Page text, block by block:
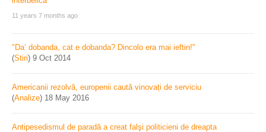
11 years 7 months ago
"Da’ dobanda, cat e dobanda? Dincolo era mai ieftin!"
(Stiri) 9 Oct 2014
Americanii rezolvă, europenii caută vinovați de serviciu
(Analize) 18 May 2016
Antipesedismul de paradă a creat falşi politicieni de dreapta